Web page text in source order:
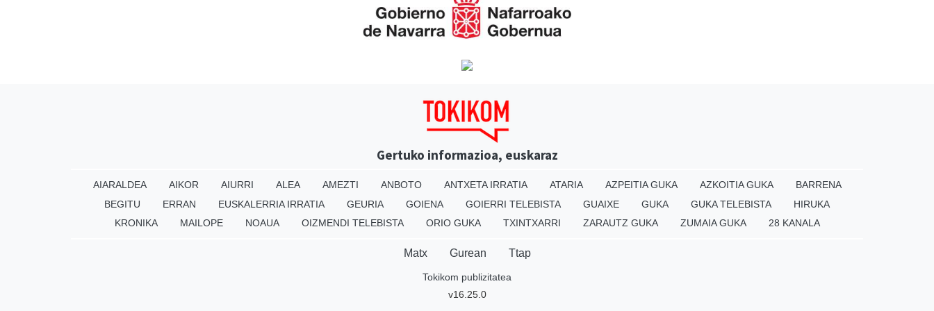
Gertuko informazioa, euskaraz
AIARALDEA AIKOR AIURRI ALEA AMEZTI ANBOTO ANTXETA IRRATIA ATARIA AZPEITIA GUKA AZKOITIA GUKA
BARRENA
BEGITU
ERRAN EUSKALERRIA IRRATIA GEURIA GOIENA GOIERRI TELEBISTA GUAIXE GUKA GUKA TELEBISTA
HIRUKA
KRONIKA
MAILOPE NOAUA OIZMENDI TELEBISTA ORIO GUKA TXINTXARRI ZARAUTZ GUKA ZUMAIA GUKA 28 KANALA
Matx Gurean Ttap
Tokikom publizitatea
v16.25.0